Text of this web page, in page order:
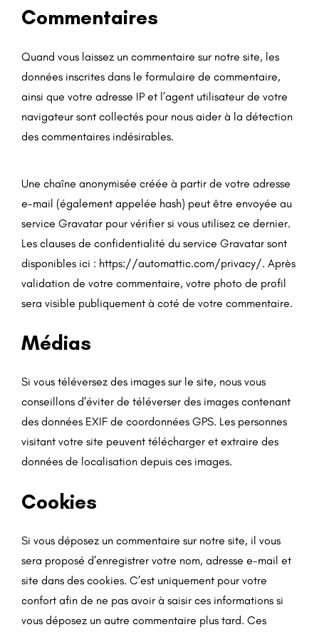
Commentaires
Quand vous laissez un commentaire sur notre site, les
données inscrites dans le formulaire de commentaire,
ainsi que votre adresse IP et l’agent utilisateur de votre
navigateur sont collectés pour nous aider à la détection
des commentaires indésirables.
Une chaîne anonymisée créée à partir de votre adresse
e-mail (également appelée hash) peut être envoyée au
service Gravatar pour vérifier si vous utilisez ce dernier.
Les clauses de confidentialité du service Gravatar sont
disponibles ici : https://automattic.com/privacy/. Après
validation de votre commentaire, votre photo de profil
sera visible publiquement à coté de votre commentaire.
Médias
Si vous téléversez des images sur le site, nous vous
conseillons d’éviter de téléverser des images contenant
des données EXIF de coordonnées GPS. Les personnes
visitant votre site peuvent télécharger et extraire des
données de localisation depuis ces images.
Cookies
Si vous déposez un commentaire sur notre site, il vous
sera proposé d’enregistrer votre nom, adresse e-mail et
site dans des cookies. C’est uniquement pour votre
confort afin de ne pas avoir à saisir ces informations si
vous déposez un autre commentaire plus tard. Ces